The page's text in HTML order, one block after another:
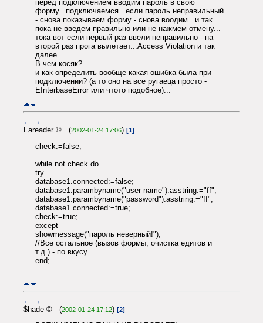
перед подключением вводим пароль в свою
форму...подключаемся...если пароль неправильный
- снова показываем форму - снова воодим...и так
пока не введем правильно или не нажмем отмену...
тока вот если первый раз ввели неправильно - на
второй раз прога вылетает...Access Violation и так
далее...
В чем косяк?
и как определить вообще какая ошибка была при
подключении? (а то оно на все ругаеца просто -
EInterbaseError или чтото подобное)...
← →
Fareader © (2002-01-24 17:06) [1]
check:=false;
while not check do
try
database1.connected:=false;
database1.parambyname("user name").asstring:="ff";
database1.parambyname("password").asstring:="ff";
database1.connected:=true;
check:=true;
except
showmessage("пароль неверный!");
//Все остальное (вызов формы, очистка едитов и
т.д.) - по вкусу
end;
← →
$hade © (2002-01-24 17:12) [2]